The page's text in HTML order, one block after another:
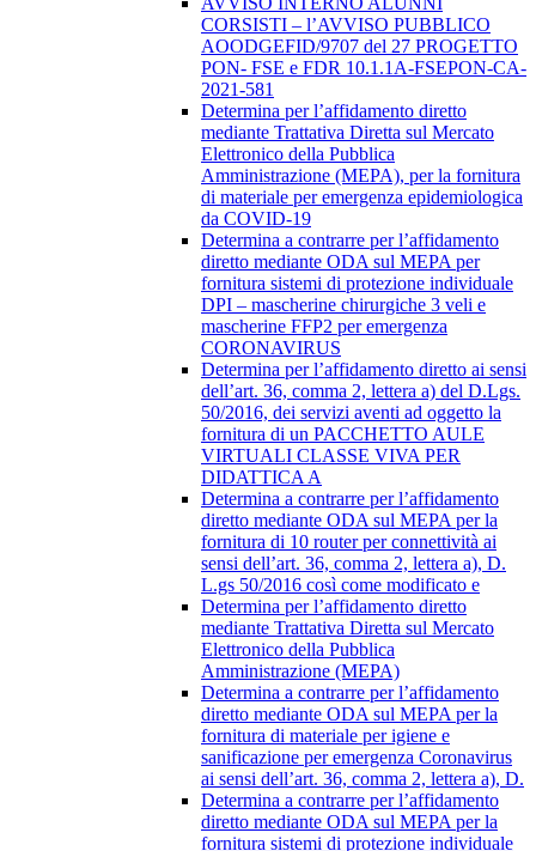
CORSISTI – l’AVVISO PUBBLICO
AOODGEFID/9707 del 27 PROGETTO
PON- FSE e FDR 10.1.1A-FSEPON-CA-
2021-581
Determina per l’affidamento diretto
mediante Trattativa Diretta sul Mercato
Elettronico della Pubblica
Amministrazione (MEPA), per la fornitura
di materiale per emergenza epidemiologica
da COVID-19
Determina a contrarre per l’affidamento
diretto mediante ODA sul MEPA per
fornitura sistemi di protezione individuale
DPI – mascherine chirurgiche 3 veli e
mascherine FFP2 per emergenza
CORONAVIRUS
Determina per l’affidamento diretto ai sensi
dell’art. 36, comma 2, lettera a) del D.Lgs.
50/2016, dei servizi aventi ad oggetto la
fornitura di un PACCHETTO AULE
VIRTUALI CLASSE VIVA PER
DIDATTICA A
Determina a contrarre per l’affidamento
diretto mediante ODA sul MEPA per la
fornitura di 10 router per connettività ai
sensi dell’art. 36, comma 2, lettera a), D.
L.gs 50/2016 così come modificato e
Determina per l’affidamento diretto
mediante Trattativa Diretta sul Mercato
Elettronico della Pubblica
Amministrazione (MEPA)
Determina a contrarre per l’affidamento
diretto mediante ODA sul MEPA per la
fornitura di materiale per igiene e
sanificazione per emergenza Coronavirus
ai sensi dell’art. 36, comma 2, lettera a), D.
Determina a contrarre per l’affidamento
diretto mediante ODA sul MEPA per la
fornitura sistemi di protezione individuale